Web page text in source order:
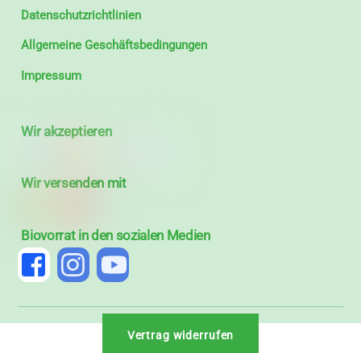
Datenschutzrichtlinien
Allgemeine Geschäftsbedingungen
Impressum
Wir akzeptieren
Wir versenden mit
Biovorrat in den sozialen Medien
Vertrag widerrufen